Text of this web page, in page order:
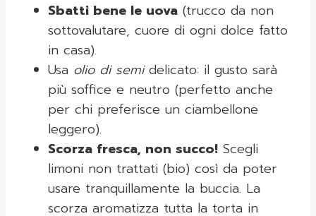
Sbatti bene le uova (trucco da non
sottovalutare, cuore di ogni dolce fatto
in casa).
Usa olio di semidelicato: il gusto sarà
più soffice e neutro (perfetto anche
per chi preferisce un ciambellone
leggero).
Scorza fresca, non succo! Scegli
limoni non trattati (bio) così da poter
usare tranquillamente la buccia. La
scorza aromatizza tutta la torta in